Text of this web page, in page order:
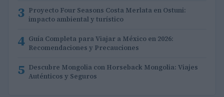
3 Proyecto Four Seasons Costa Merlata en Ostuni:
impacto ambiental y turístico
4 Guía Completa para Viajar a México en 2026:
Recomendaciones y Precauciones
5 Descubre Mongolia con Horseback Mongolia: Viajes
Auténticos y Seguros